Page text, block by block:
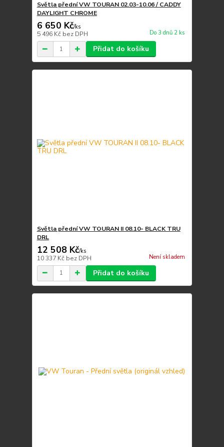
Světla přední VW TOURAN 02.03-10.06 / CADDY
DAYLIGHT CHROME
6 650 Kč/ks
5 496 Kč bez DPH Do 3 dnů 2 ks
Přidat do košíku
Světla přední VW TOURAN II 08.10- BLACK TRU
DRL
12 508 Kč/ks
10 337 Kč bez DPH Není skladem
Přidat do košíku